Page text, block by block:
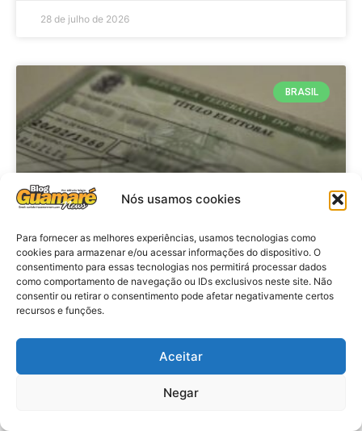
Nós usamos cookies
Para fornecer as melhores experiências, usamos tecnologias como
cookies para armazenar e/ou acessar informações do dispositivo. O
consentimento para essas tecnologias nos permitirá processar dados
como comportamento de navegação ou IDs exclusivos neste site. Não
consentir ou retirar o consentimento pode afetar negativamente certos
recursos e funções.
Aceitar
Negar
28 de julho de 2026
BRASIL
Brasil: Policia Federal investiga
753 casos de crimes eleitorais
antes das eleições